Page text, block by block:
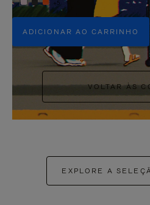
LO
+5
ADICIONAR AO CARRINHO
VOLTAR ÀS
EXPLORE A